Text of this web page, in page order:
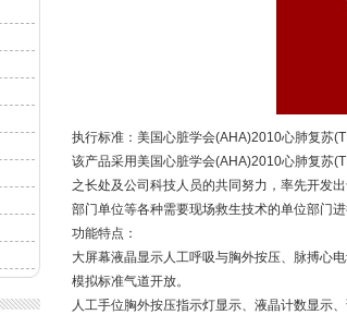
执行标准：美国心脏学会(AHA)2010心肺复苏
该产品采用美国心脏学会(AHA)2010心肺复苏
之长处及公司科技人员的共同努力，率先开发
部门单位等各种需要现场救生技术的单位部门
功能特点：
大屏幕液晶显示人工呼吸与胸外按压、脉搏心电
模拟标准气道开放。
人工手位胸外按压指示灯显示、液晶计数显示、